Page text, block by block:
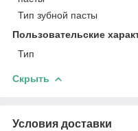
Тип зубной пасты
Пользовательские
Тип
Скрыть
Условия доставки